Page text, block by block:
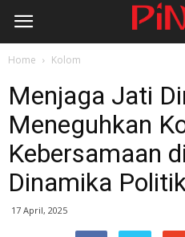
Home Kolom
Menjaga Jati
Meneguhkan
Kebersamaan
Dinamika
17 April, 2025